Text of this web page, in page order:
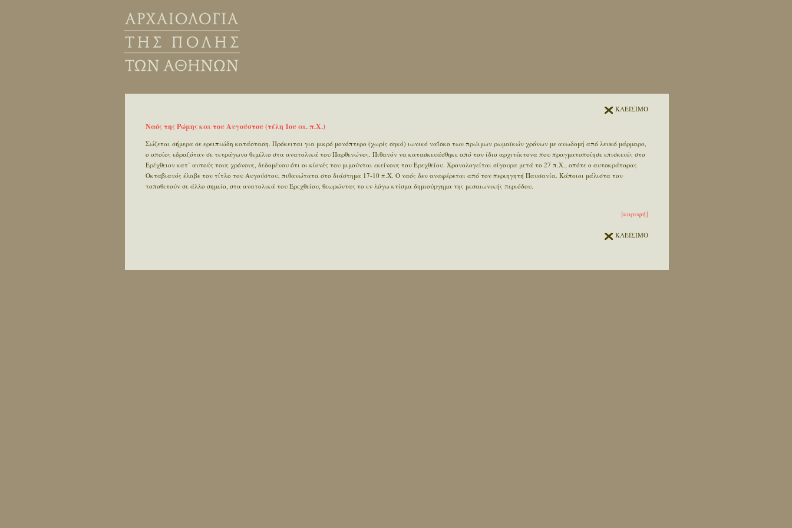
ΚΛΕΙΣΙΜΟ
Ναός της Ρώμης και του Αυγούστου (τέλη 1ου αι. π.Χ.)
Σώζεται σήμερα σε ερειπιώδη κατάσταση. Πρόκειται για μικρό μονόπτερο (χωρίς σηκό) ιωνικό ναΐσκο των πρώιμων ρωμαϊκών χρόνων με ανωδομή από λευκό μάρμαρο,
ο οποίος εδραζόταν σε τετράγωνο θεμέλιο στα ανατολικά του Παρθενώνος. Πιθανόν να κατασκευάσθηκε από τον ίδιο αρχιτέκτονα που πραγματοποίησε επισκευές στο
Ερέχθειον κατ’ αυτούς τους χρόνους, δεδομένου ότι οι κίονές του μιμούνται εκείνους του Ερεχθείου. Χρονολογείται σίγουρα μετά το 27 π.Χ., οπότε ο αυτοκράτορας
Οκταβιανός έλαβε τον τίτλο του Αυγούστου, πιθανώτατα στο διάστημα 17-10 π.Χ. Ο ναός δεν αναφέρεται από τον περιηγητή Παυσανία. Κάποιοι μάλιστα τον
τοποθετούν σε άλλο σημείο, στα ανατολικά του Ερεχθείου, θεωρώντας το εν λόγω κτίσμα δημιούργημα της μεσαιωνικής περιόδου.
[κορυφή]
ΚΛΕΙΣΙΜΟ